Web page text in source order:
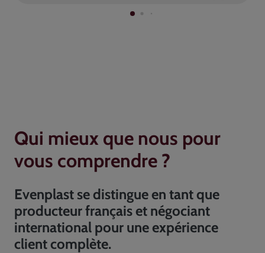
Qui mieux que nous pour
vous comprendre ?
Evenplast se distingue en tant que
producteur français et négociant
international pour une expérience
client complète.